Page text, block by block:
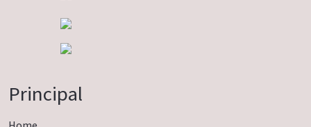
Principal